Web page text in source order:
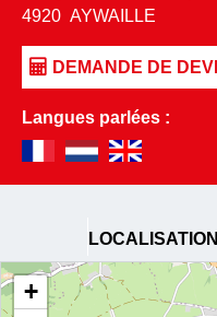
4920 AYWAILLE
Langues parlées :
LOCALISATION
+